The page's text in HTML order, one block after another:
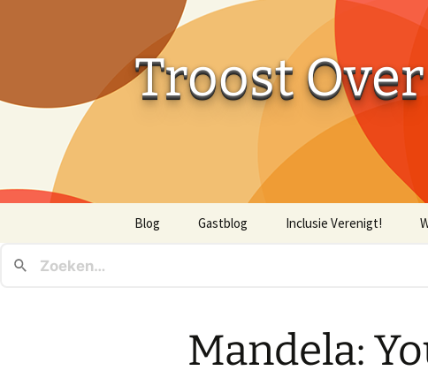
Troost
Blog Gastblog Inclusie Verenigt!
Mandela: